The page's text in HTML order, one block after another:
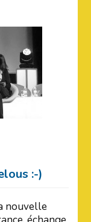
:-)
nouvelle